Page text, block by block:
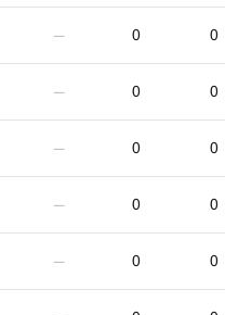
— 0 0
— 0 0
— 0 0
— 0 0
— 0 0
0 0
0 0
0 0
0 0
0 0
0 0